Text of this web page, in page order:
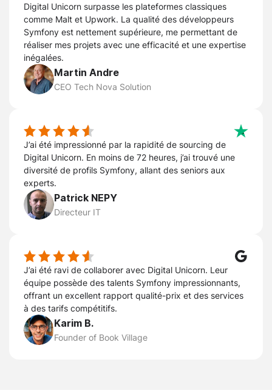
Digital Unicorn surpasse les plateformes classiques
comme Malt et Upwork. La qualité des développeurs
Symfony est nettement supérieure, me permettant de
réaliser mes projets avec une efficacité et une expertise
inégalées.
Martin Andre
CEO Tech Nova Solution
J’ai été impressionné par la rapidité de sourcing de
Digital Unicorn. En moins de 72 heures, j’ai trouvé une
diversité de profils Symfony, allant des seniors aux
experts.
Patrick NEPY
Directeur IT
J’ai été ravi de collaborer avec Digital Unicorn. Leur
équipe possède des talents Symfony impressionnants,
offrant un excellent rapport qualité-prix et des services
à des tarifs compétitifs.
Karim B.
Founder of Book Village